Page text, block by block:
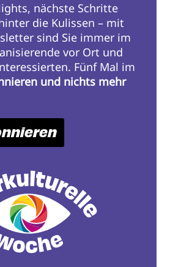
nächste Schritte
die Kulissen – mit
sind Sie immer im
vor Ort und
Fünf Mal im
und nichts mehr